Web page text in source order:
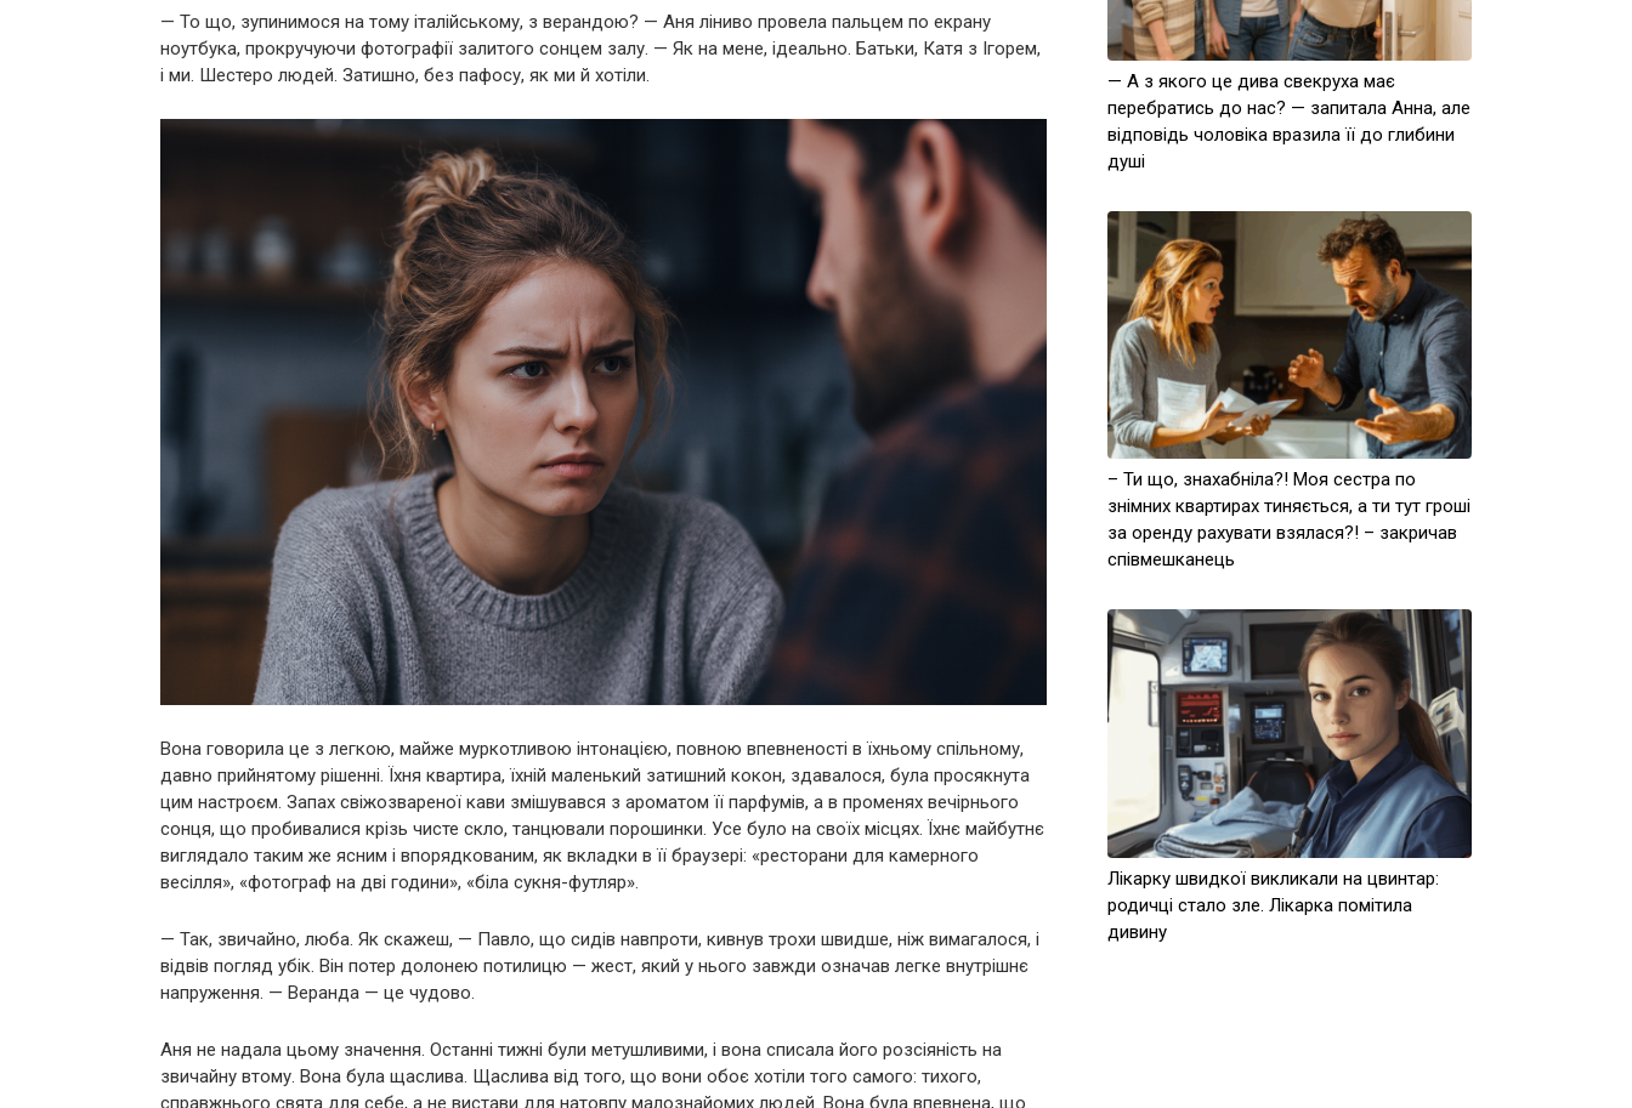
— То що, зупинимося на тому італійському, з верандою? — Аня ліниво провела пальцем по екрану
ноутбука, прокручуючи фотографії залитого сонцем залу. — Як на мене, ідеально. Батьки, Катя з Ігорем,
і ми. Шестеро людей. Затишно, без пафосу, як ми й хотіли.
Вона говорила це з легкою, майже муркотливою інтонацією, повною впевненості в їхньому спільному,
давно прийнятому рішенні. Їхня квартира, їхній маленький затишний кокон, здавалося, була просякнута
цим настроєм. Запах свіжозвареної кави змішувався з ароматом її парфумів, а в променях вечірнього
сонця, що пробивалися крізь чисте скло, танцювали порошинки. Усе було на своїх місцях. Їхнє майбутнє
виглядало таким же ясним і впорядкованим, як вкладки в її браузері: «ресторани для камерного
весілля», «фотограф на дві години», «біла сукня-футляр».
— Так, звичайно, люба. Як скажеш, — Павло, що сидів навпроти, кивнув трохи швидше, ніж вимагалося, і
відвів погляд убік. Він потер долонею потилицю — жест, який у нього завжди означав легке внутрішнє
напруження. — Веранда — це чудово.
Аня не надала цьому значення. Останні тижні були метушливими, і вона списала його розсіяність на
звичайну втому. Вона була щаслива. Щаслива від того, що вони обоє хотіли того самого: тихого,
справжнього свята для себе, а не вистави для натовпу малознайомих людей. Вона була впевнена, що
— А з якого це дива свекруха має
перебратись до нас? — запитала Анна, але
відповідь чоловіка вразила її до глибини
душі
– Ти що, знахабніла?! Моя сестра по
знімних квартирах тиняється, а ти тут гроші
за оренду рахувати взялася?! – закричав
співмешканець
Лікарку швидкої викликали на цвинтар:
родичці стало зле. Лікарка помітила
дивину